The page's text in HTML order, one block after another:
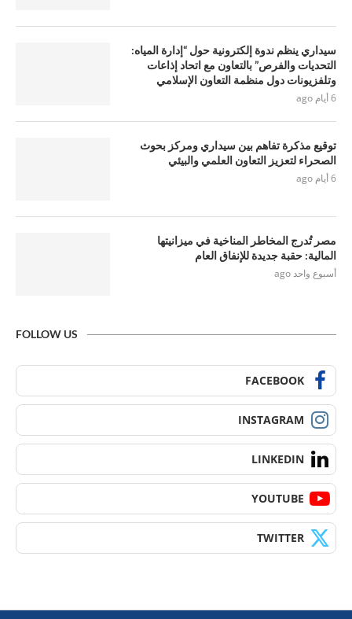
سيداري ينظم ندوة إلكترونية حول “إدارة المياه:
التحديات والفرص” بالتعاون مع اتحاد إذاعات
وتلفزيونات دول منظمة التعاون الإسلامي
6 أيام ago
توقيع مذكرة تفاهم بين سيداري ومركز بحوث
الصحراء لتعزيز التعاون العلمي والبيئي
6 أيام ago
مصر تُدرج المخاطر المناخية في ميزانيتها
المالية: حقبة جديدة للإنفاق العام
أسبوع واحد ago
FOLLOW US
FACEBOOK
INSTAGRAM
LINKEDIN
YOUTUBE
TWITTER